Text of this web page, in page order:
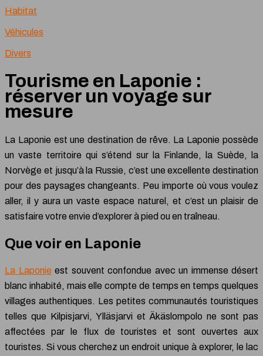
Habitat
Véhicules
Divers
Tourisme en Laponie :
réserver un voyage sur
mesure
La Laponie est une destination de rêve. La Laponie possède
un vaste territoire qui s’étend sur la Finlande, la Suède, la
Norvège et jusqu’à la Russie, c’est une excellente destination
pour des paysages changeants. Peu importe où vous voulez
aller, il y aura un vaste espace naturel, et c’est un plaisir de
satisfaire votre envie d’explorer à pied ou en traîneau.
Que voir en Laponie
La Laponie est souvent confondue avec un immense désert
blanc inhabité, mais elle compte de temps en temps quelques
villages authentiques. Les petites communautés touristiques
telles que Kilpisjarvi, Ylläsjarvi et Äkäslompolo ne sont pas
affectées par le flux de touristes et sont ouvertes aux
touristes. Si vous cherchez un endroit unique à explorer, le lac